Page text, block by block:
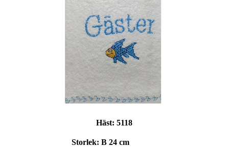
Häst:5118
Storlek: B 24 cm